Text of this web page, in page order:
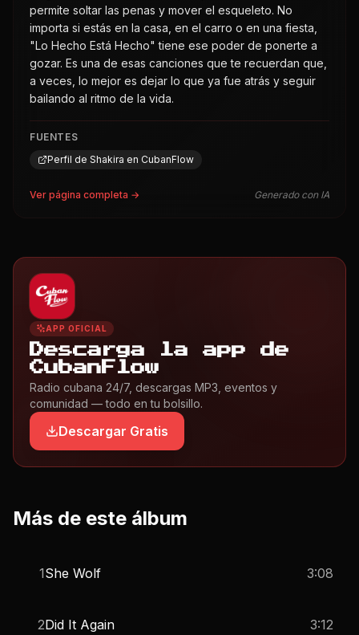
permite soltar las penas y mover el esqueleto. No
importa si estás en la casa, en el carro o en una fiesta,
"Lo Hecho Está Hecho" tiene ese poder de ponerte a
gozar. Es una de esas canciones que te recuerdan que,
a veces, lo mejor es dejar lo que ya fue atrás y seguir
bailando al ritmo de la vida.
FUENTES
Perfil de Shakira en CubanFlow
Ver página completa → Generado con IA
APP OFICIAL
Descarga la app de
CubanFlow
Radio cubana 24/7, descargas MP3, eventos y
comunidad — todo en tu bolsillo.
Descargar Gratis
Más de este álbum
1She Wolf 3:08
2Did It Again 3:12